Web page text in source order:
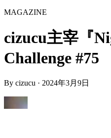
MAGAZINE
cizucu主宰『
Challenge #75
By cizucu · 2024年3月9日